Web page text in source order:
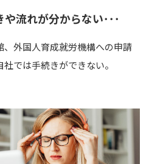
や流れが分からない･･･
外国人育成就労機構への申請
では手続きができない。